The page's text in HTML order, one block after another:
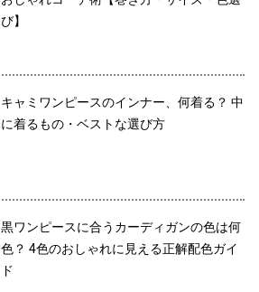
び】
キャミワンピースのインナー、何着る？ 中
に着るもの・ベストな選び方
黒ワンピースに合うカーディガンの色は何
色？ 4色のおしゃれに見える正解配色ガイ
ド